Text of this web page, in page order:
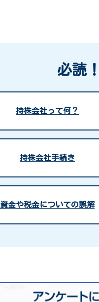
必読
持株会社って何？
持株会社手続き
資金や税金についての誤解